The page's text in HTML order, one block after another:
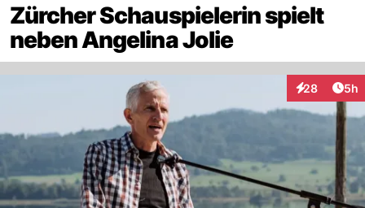
Zürcher Schauspielerin spielt
neben Angelina Jolie
28
Interaktionen
5h